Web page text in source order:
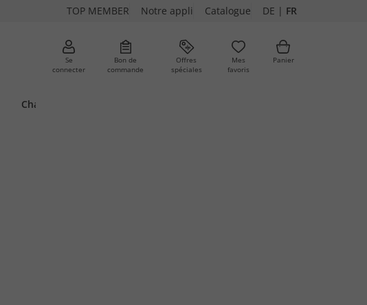
TOP MEMBER Notre appli Catalogue DE | FR
Se
connecter
Bon de
commande
Offres
spéciales
Mes
favoris
Panier
Chaussures